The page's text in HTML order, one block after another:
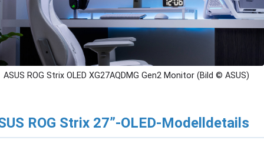
ASUS ROG Strix OLED XG27AQDMG Gen2 Monitor (Bild © ASUS)
ROG Strix 27”-OLED-Modelldetails